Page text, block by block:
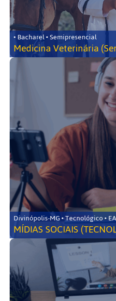
• Bacharel • Semipresencial
Medicina Veterinária
Divinópolis-MG •
MÍDIAS SOCIAIS